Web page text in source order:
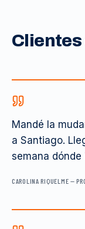
Mandé la
a Santiago.
semana dónde
CAROLINA RIQUELME —